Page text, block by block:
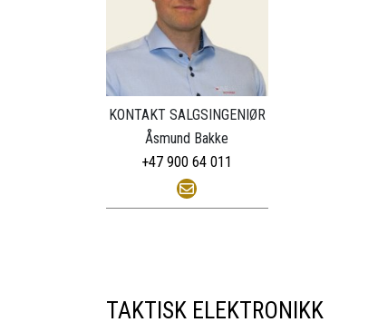
KONTAKT SALGSINGENIØR
Åsmund Bakke
+47 900 64 011
TAKTISK ELEKTRONIKK